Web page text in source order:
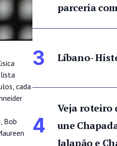
cada
Bob
parceria
3 Líbano-
4
Veja roteiro
une
Jalapão e